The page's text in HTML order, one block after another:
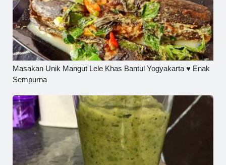
Masakan Unik Mangut Lele Khas Bantul Yogyakarta ♥️ Enak
Sempurna